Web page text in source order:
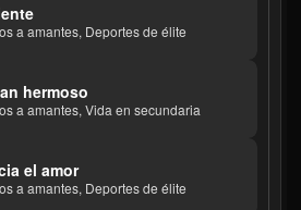
a amantes, Deportes de élite
hermoso
a amantes, Vida en secundaria
el amor
a amantes, Deportes de élite